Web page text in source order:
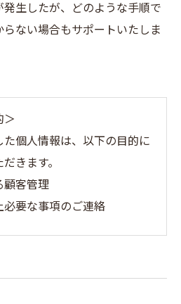
生したが、どのような手順で
ない場合もサポートいたしま
＞
個人情報は、以下の目的に
きます。
顧客管理
必要な事項のご連絡